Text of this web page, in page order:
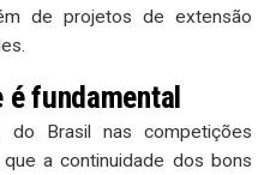
de projetos de extensão
é fundamental
Brasil nas competições
a continuidade dos bons